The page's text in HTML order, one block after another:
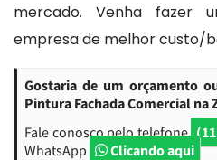
mercado. Venha fazer
empresa de melhor custo/
Gostaria de um orçamento
Pintura Fachada Comercial na
Fale conosco pelo telefone
WhatsApp
Clicando aqui